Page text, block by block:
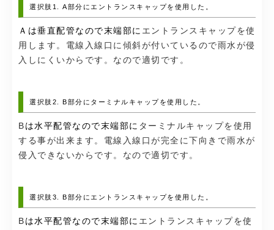
選択肢1. A部分にエントランスキャップを使用した。
Ａは垂直配管なので末端部に エントランスキャップを使
用します。電線入線口に傾斜が付いているので雨水が侵
入しにくいからです。なので適切です。
選択肢2. B部分にターミナルキャップを使用した。
B は水平配管なので末端部に ターミナルキャップを使用
する事が出来ます。電線入線口が完全に下向きで雨水が
侵入できないからです。なので適切です。
選択肢3. B部分にエントランスキャップを使用した。
B は水平配管なので末端部に エントランスキャップを使